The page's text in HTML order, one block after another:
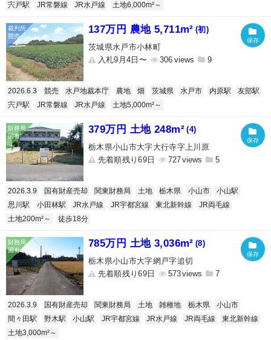
宍戸駅
JR常磐線 JR水戸線 土地6,000m²～
137万円 農地 5,711m² (初)
茨城県水戸市小林町
入札9月4日〜
306 9
2026.6.3 競売 水戸地裁本庁 農地 畑 茨城県 水戸市 内原駅
友部駅
宍戸駅
JR常磐線 JR水戸線 土地5,000m²～
379万円 土地 248m² (4)
栃木県小山市大字大行寺字上川原
先着順残り69日
727 5
2026.3.9 国有財産売却 関東財務局 土地 栃木県 小山市
小山駅
思川駅
小田林駅 JR水戸線 JR宇都宮線 東北新幹線
JR両毛線
土地200m²～
徒歩18分
785万円 土地 3,036m² (8)
栃木県小山市大字網戸字追切
先着順残り69日
573 7
2026.3.9 国有財産売却 関東財務局 土地 雑種地 栃木県
小山市
間々田駅
野木駅 小山駅 JR宇都宮線 JR水戸線 JR両毛線
東北新幹線
土地3,000m²～